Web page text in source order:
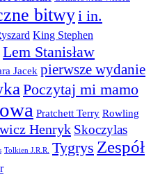
bitwyi in.
King Stephen
Lem Stanisław
Jacek pierwsze wydanie
Poczytaj mi mamo
Pratchett Terry Rowling
Henryk Skoczylas
Tolkien J.R.R. Tygrys Zespół